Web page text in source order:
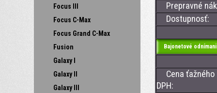
Focus III
Focus C-Max
Focus Grand C-Max
Fusion
Galaxy I
Galaxy II
Galaxy III
Prepravné
Dostupnosť:
Bajonetové
Cena ťažného
DPH: